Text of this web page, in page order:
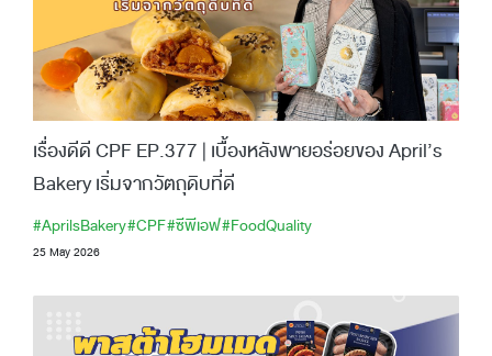
เรื่องดีดี CPF EP.377 | เบื้องหลังพายอร่อยของ April’s
Bakery เริ่มจากวัตถุดิบที่ดี
#AprilsBakery#CPF#ซีพีเอฟ#FoodQuality
25 May 2026